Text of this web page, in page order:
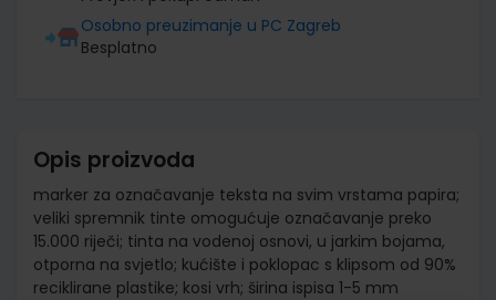
Osobno preuzimanje u PC Zagreb
Besplatno
Opis proizvoda
marker za označavanje teksta na svim vrstama papira;
veliki spremnik tinte omogućuje označavanje preko
15.000 riječi; tinta na vodenoj osnovi, u jarkim bojama,
otporna na svjetlo; kućište i poklopac s klipsom od 90%
reciklirane plastike; kosi vrh; širina ispisa 1-5 mm